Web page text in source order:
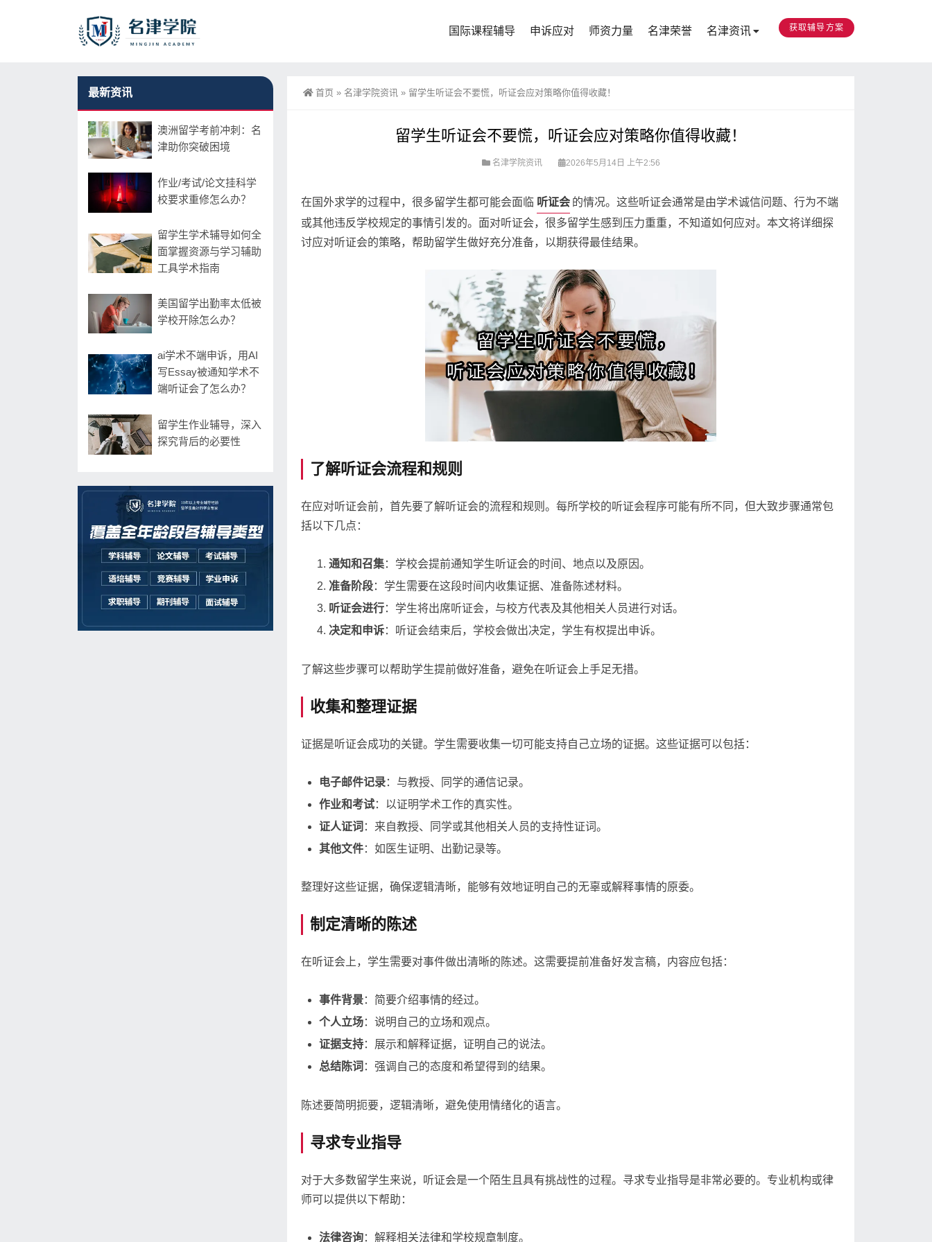
国际课程辅导 申诉应对 师资力量 名津荣誉 名津资讯 获取辅导方案
首页 » 名津学院资讯 » 留学生听证会不要慌，听证会应对策略你值得收藏！
留学生听证会不要慌，听证会应对策略你值得收藏！
名津学院资讯 2026年5月14日 上午2:56
在国外求学的过程中，很多留学生都可能会面临 听证会 的情况。这些听证会通常是由学术诚信问题、行为不端
或其他违反学校规定的事情引发的。面对听证会，很多留学生感到压力重重，不知道如何应对。本文将详细探
讨应对听证会的策略，帮助留学生做好充分准备，以期获得最佳结果。
了解听证会流程和规则
在应对听证会前，首先要了解听证会的流程和规则。每所学校的听证会程序可能有所不同，但大致步骤通常包
括以下几点：
通知和召集：学校会提前通知学生听证会的时间、地点以及原因。
准备阶段：学生需要在这段时间内收集证据、准备陈述材料。
听证会进行：学生将出席听证会，与校方代表及其他相关人员进行对话。
决定和申诉：听证会结束后，学校会做出决定，学生有权提出申诉。
了解这些步骤可以帮助学生提前做好准备，避免在听证会上手足无措。
收集和整理证据
证据是听证会成功的关键。学生需要收集一切可能支持自己立场的证据。这些证据可以包括：
电子邮件记录：与教授、同学的通信记录。
作业和考试：以证明学术工作的真实性。
证人证词 ：来自教授、同学或其他相关人员的支持性证词。
其他文件：如医生证明、出勤记录等。
整理好这些证据，确保逻辑清晰，能够有效地证明自己的无辜或解释事情的原委。
制定清晰的陈述
在听证会上，学生需要对事件做出清晰的陈述。这需要提前准备好发言稿，内容应包括：
事件背景：简要介绍事情的经过。
个人立场：说明自己的立场和观点。
证据支持：展示和解释证据，证明自己的说法。
总结陈词 ：强调自己的态度和希望得到的结果。
陈述要简明扼要，逻辑清晰，避免使用情绪化的语言。
寻求专业指导
对于大多数留学生来说，听证会是一个陌生且具有挑战性的过程。寻求专业指导是非常必要的。专业机构或律
师可以提供以下帮助：
法律咨询：解释相关法律和学校规章制度。
最新资讯
澳洲留学考前冲刺：名
津助你突破困境
作业/考试/论文挂科学
校要求重修怎么办？
留学生学术辅导如何全
面掌握资源与学习辅助
工具学术指南
美国留学出勤率太低被
学校开除怎么办？
ai学术不端申诉，用AI
写Essay被通知学术不
端听证会了怎么办？
留学生作业辅导，深入
探究背后的必要性